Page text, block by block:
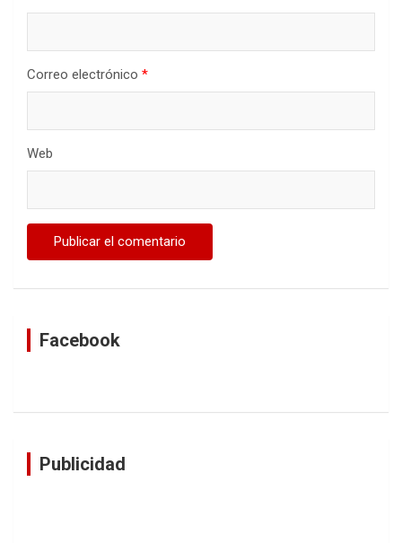
Correo electrónico *
Web
Facebook
Publicidad